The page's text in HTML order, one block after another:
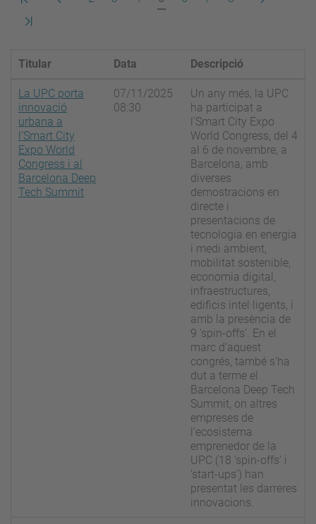
actual
Darrera
Titular Data Descripció
La UPC porta
innovació
urbana a
l’Smart City
Expo World
Congress i al
Barcelona Deep
Tech Summit
07/11/2025
08:30
Un any més, la UPC
ha participat a
l’Smart City Expo
World Congress, del 4
al 6 de novembre, a
Barcelona, amb
diverses
demostracions en
directe i
presentacions de
tecnologia en energia
i medi ambient,
mobilitat sostenible,
economia digital,
infraestructures,
edificis intel·ligents, i
amb la presència de
9 'spin-offs'. En el
marc d’aquest
congrés, també s'ha
dut a terme el
Barcelona Deep Tech
Summit, on altres
empreses de
l’ecosistema
emprenedor de la
UPC (18 'spin-offs' i
'start-ups’) han
presentat les darreres
innovacions.